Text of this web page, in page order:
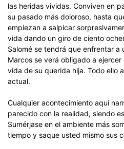
las heridas vividas. Conviven en
su pasado más doloroso, hasta
empiezan a salpicar
vida dando un giro de ciento
Salomé se tendrá que enfrentar
Marcos se verá obligado a
vida de su querida hija. Todo ello
actual.
Cualquier acontecimiento aquí
parecido con la realidad, siendo
Sumérjase en el ambiente más
tiempo y saque usted mismo sus